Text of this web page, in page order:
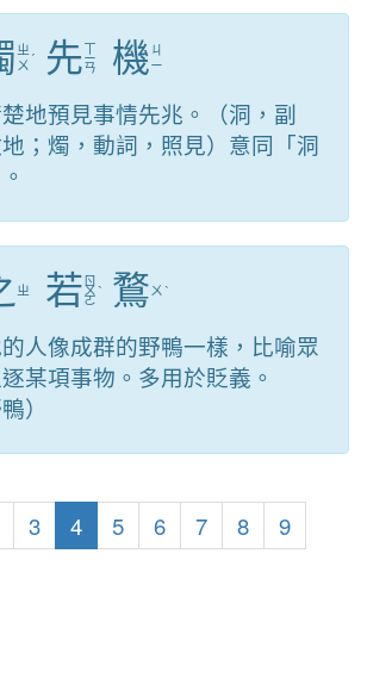
ㄓ
ㄨ ˊ 先ㄒ
ㄧ
ㄢ 機 ㄐ
ㄧ
地預見事情先兆。（洞，副
；燭，動詞，照見）意同「洞
ㄓ 若 ㄖ
ㄨ
ㄛ
ˋ 鶩 ㄨ ˋ
人像成群的野鴨一樣，比喻眾
某項事物。多用於貶義。
）
3 4(目前頁次)
5 6 7 8
9